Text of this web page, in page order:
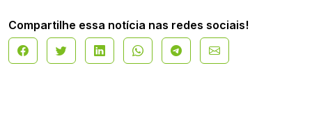
Compartilhe essa notícia nas redes sociais!